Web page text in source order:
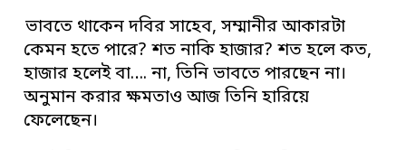
ভাবতে থাকেন দবির সাহেব, সম্মানীর আকারটা
কেমন হতে পারে? শত নাকি হাজার? শত হলে কত,
হাজার হলেই বা…. না, তিনি ভাবতে পারছেন না।
অনুমান করার ক্ষমতাও আজ তিনি হারিয়ে
ফেলেছেন।